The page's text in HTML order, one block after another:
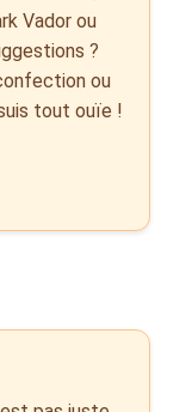
Vador ou
?
ou
tout ouïe !